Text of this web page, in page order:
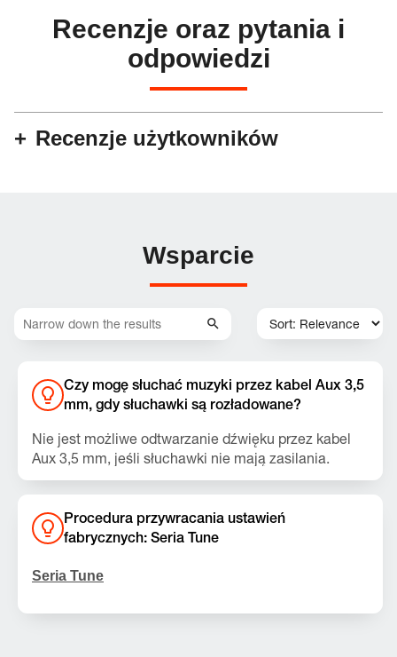
Recenzje oraz pytania i
odpowiedzi
Recenzje użytkowników
Wsparcie
Czy mogę słuchać muzyki przez kabel Aux 3,5
mm, gdy słuchawki są rozładowane?
Nie jest możliwe odtwarzanie dźwięku przez kabel
Aux 3,5 mm, jeśli słuchawki nie mają zasilania.
Połączenie przechodzi z sygnału analogowego (3,5
mm) na cyfrowy (USB-C), w związku z czym wymaga
wewnętrznego układu przetwarzania sygnału do
odtwarzania muzyki.
Słuchawki oferują długi czas pracy oraz szybkie
zasilania.
Procedura przywracania ustawień
fabrycznych: Seria Tune
Seria Tune
Uwaga:Ta czynność spowoduje usunięcie